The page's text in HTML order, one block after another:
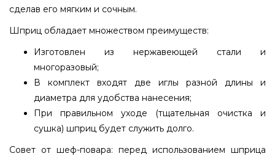
сделав его мягким и сочным.
Шприц обладает множеством преимуществ:
Изготовлен из нержавеющей стали и
многоразовый;
В комплект входят две иглы разной длины и
диаметра для удобства нанесения;
При правильном уходе (тщательная очистка и
сушка) шприц будет служить долго.
Совет от шеф-повара: перед использованием шприца